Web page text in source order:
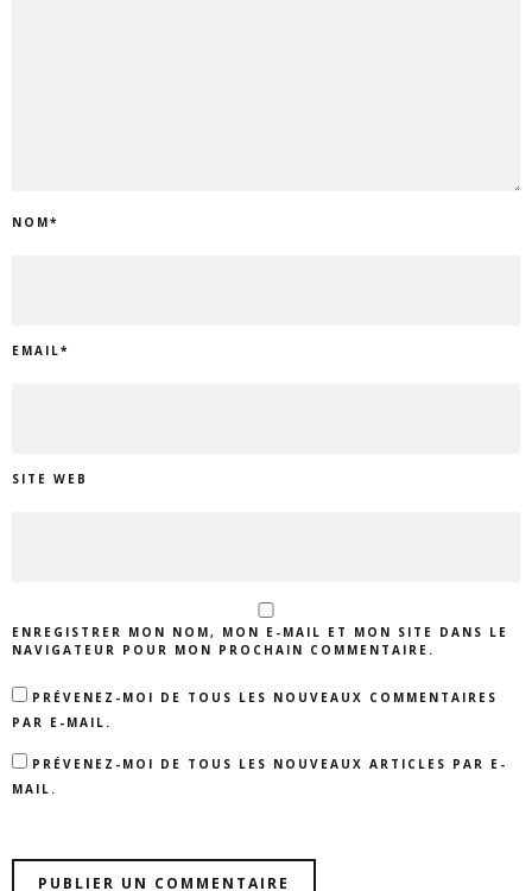
NOM*
EMAIL*
SITE WEB
ENREGISTRER MON NOM, MON E-MAIL ET MON SITE DANS LE
NAVIGATEUR POUR MON PROCHAIN COMMENTAIRE.
PRÉVENEZ-MOI DE TOUS LES NOUVEAUX COMMENTAIRES
PAR E-MAIL.
PRÉVENEZ-MOI DE TOUS LES NOUVEAUX ARTICLES PAR E-
MAIL.